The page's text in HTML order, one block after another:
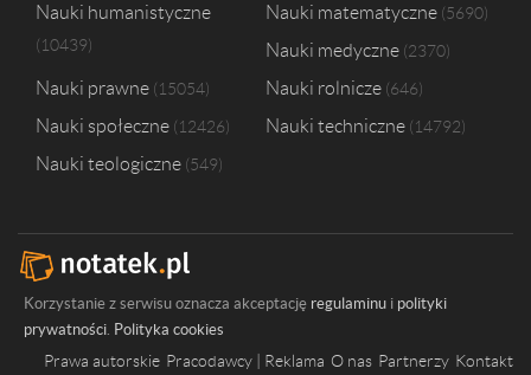
Nauki humanistyczne
10439
Nauki matematyczne 5690
Nauki medyczne 2370
Nauki prawne 15054 Nauki rolnicze 646
Nauki społeczne 12426 Nauki techniczne 14792
Nauki teologiczne 549
Korzystanie z serwisu oznacza akceptację regulaminu i polityki
prywatności. Polityka cookies
Prawa autorskie Pracodawcy | Reklama O nas Partnerzy Kontakt